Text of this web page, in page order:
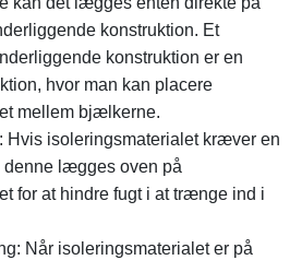
konstruktion. Et
konstruktion er en
hvor man kan placere
mellem bjælkerne.
isoleringsmaterialet kræver en
lægges oven på
for at hindre fugt i at trænge ind i
Når isoleringsmaterialet er på